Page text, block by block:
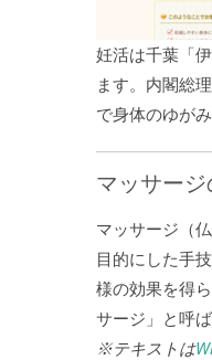
妊活は千葉「
ます。内閣総
で身体のゆが
マッサー
マッサージ（
目的にした手
様の効果を得
サージ」と呼ば
※テキストは